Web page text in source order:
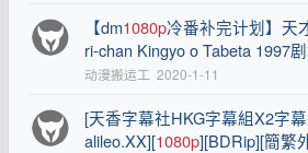
【dm1080p冷番补完计划】天
ri-chan Kingyo o Tabeta 1997
动漫搬运工 2020-1-11
[天香字幕社HKG字幕組X2字
alileo.XX][1080p][BDRip][簡繁